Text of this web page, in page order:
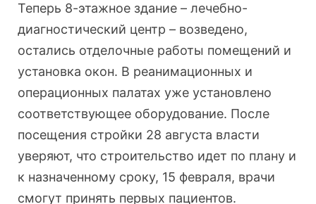
Теперь 8-этажное здание – лечебно-
диагностический центр – возведено,
остались отделочные работы помещений и
установка окон. В реанимационных и
операционных палатах уже установлено
соответствующее оборудование. После
посещения стройки 28 августа власти
уверяют, что строительство идет по плану и
к назначенному сроку, 15 февраля, врачи
смогут принять первых пациентов.